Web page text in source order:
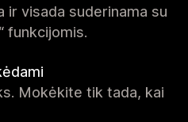
ir visada suderinama su
funkcijomis.
Mokėkite tik tada, kai